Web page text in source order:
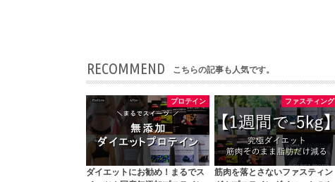
RECOMMEND こちらの記事も人気です。
プロテイン
ダイエットにお勧め！まるでス
ファスティング
筋肉を落とさないファスティン